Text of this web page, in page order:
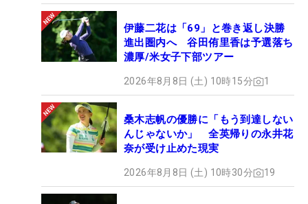
伊藤二花は「69」と巻き返し決勝
進出圏内へ 谷田侑里香は予選落ち
濃厚/米女子下部ツアー
2026年8月8日 (土) 10時15分 1
桑木志帆の優勝に「もう到達しない
んじゃないか」 全英帰りの永井花
奈が受け止めた現実
2026年8月8日 (土) 10時30分 19